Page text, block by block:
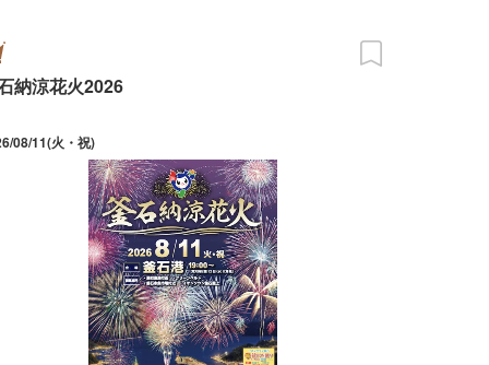
納涼花火2026
08/11(火・祝)